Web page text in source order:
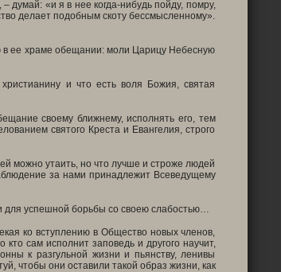
думай: «и я в нее когда-нибудь пойду, помру,
делает подобным скоту бессмысленному».
в ее храме обещании: моли Царицу Небесную
и что есть воля Божия, святая
своему ближнему, исполнять его, тем
святого Креста и Евангелия, строго
можно утаить, но что лучше и строже людей
за нами принадлежит Всеведущему
для успешной борьбы со своею слабостью…
ко вступлению в Общество новых членов,
сам исполнит заповедь и другого научит,
к разгульной жизни и пьянству, ленивы
чтобы они оставили такой образ жизни, как